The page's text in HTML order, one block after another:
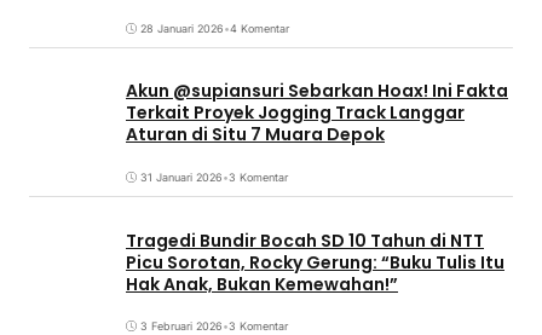
28 Januari 2026•4 Komentar
Akun @supiansuri Sebarkan Hoax! Ini Fakta
Terkait Proyek Jogging Track Langgar
Aturan di Situ 7 Muara Depok
31 Januari 2026•3 Komentar
Tragedi Bundir Bocah SD 10 Tahun di NTT
Picu Sorotan, Rocky Gerung: “Buku Tulis Itu
Hak Anak, Bukan Kemewahan!”
3 Februari 2026•3 Komentar